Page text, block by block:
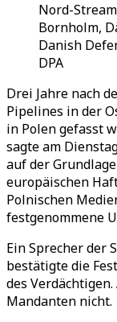
Nord-
Bornholm,
Danish
DPA
Drei Jahre nach
Pipelines in der
in Polen gefasst
sagte am
auf der
europäischen
Polnischen
festgenommene
Ein Sprecher der
bestätigte die
des
Mandanten nicht.